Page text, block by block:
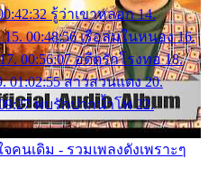
รู้ว่าเขาหลอก 14.
00:48:56 เรือล่มในหนอง 16.
00:56:07 อดีตรักโรงทอ 18.
01:02:55 สาวสวนแตง 20.
พบรักปากน้ำโพ 22.
นเดิม - รวมเพลงดังเพราะๆ